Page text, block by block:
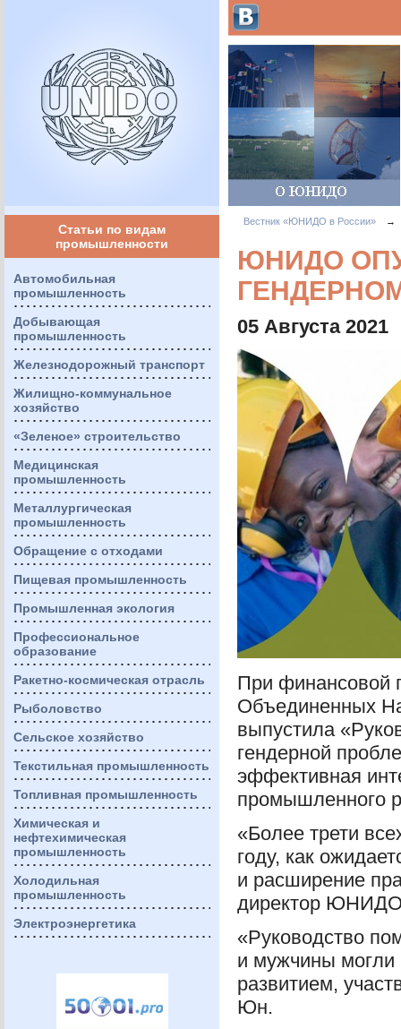
Статьи по видам
промышленности
Автомобильная
промышленность
Добывающая
промышленность
Железнодорожный транспорт
Жилищно-коммунальное
хозяйство
«Зеленое» строительство
Медицинская
промышленность
Металлургическая
промышленность
Обращение с отходами
Пищевая промышленность
Промышленная экология
Профессиональное
образование
Ракетно-космическая отрасль
Рыболовство
Сельское хозяйство
Текстильная промышленность
Топливная промышленность
Химическая и
нефтехимическая
промышленность
Холодильная
промышленность
Электроэнергетика
Вестник «ЮНИДО в России» →
ЮНИДО
05 Августа 2021
При финансовой
Объединенных
выпустила
гендерной
эффективная
промышленного
«Более трети
году, как
и расширение
директор
«Руководство
и мужчины могли
развитием,
Юн.